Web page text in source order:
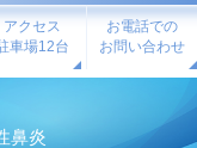
アクセス
車場12台
お電話での
お問い合わせ
鼻炎